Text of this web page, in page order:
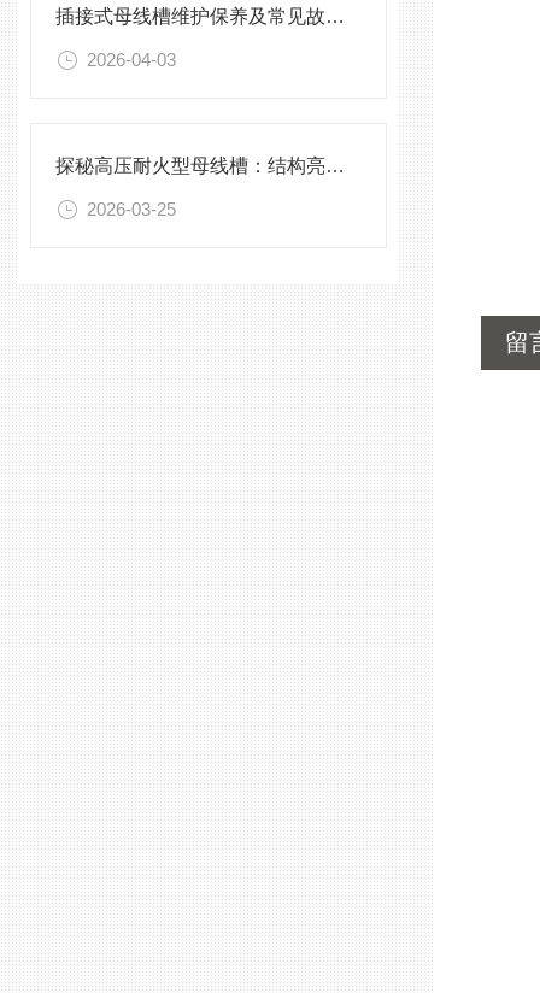
插接式母线槽维护保养及常见故障处理指南
2026-04-03
探秘高压耐火型母线槽：结构亮点与实用效能
2026-03-25
留